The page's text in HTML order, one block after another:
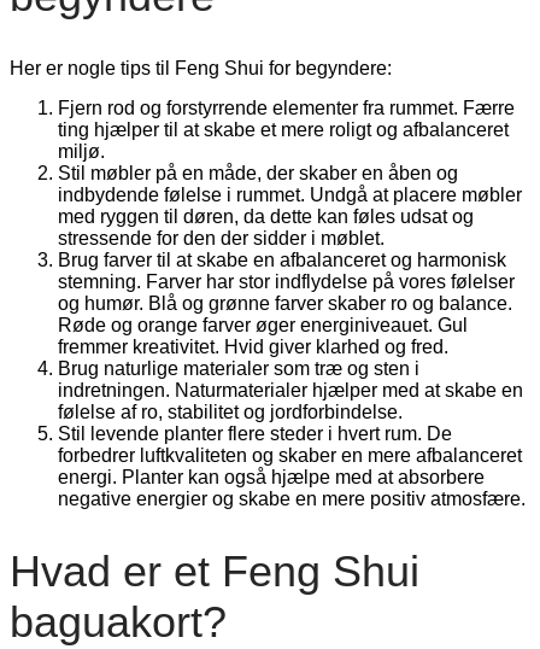
Her er nogle tips til Feng Shui for begyndere:
Fjern rod og forstyrrende elementer fra rummet. Færre
ting hjælper til at skabe et mere roligt og afbalanceret
miljø.
Stil møbler på en måde, der skaber en åben og
indbydende følelse i rummet. Undgå at placere møbler
med ryggen til døren, da dette kan føles udsat og
stressende for den der sidder i møblet.
Brug farver til at skabe en afbalanceret og harmonisk
stemning. Farver har stor indflydelse på vores følelser
og humør. Blå og grønne farver skaber ro og balance.
Røde og orange farver øger energiniveauet. Gul
fremmer kreativitet. Hvid giver klarhed og fred.
Brug naturlige materialer som træ og sten i
indretningen. Naturmaterialer hjælper med at skabe en
følelse af ro, stabilitet og jordforbindelse.
Stil levende planter flere steder i hvert rum. De
forbedrer luftkvaliteten og skaber en mere afbalanceret
energi. Planter kan også hjælpe med at absorbere
negative energier og skabe en mere positiv atmosfære.
Hvad er et Feng Shui
baguakort?